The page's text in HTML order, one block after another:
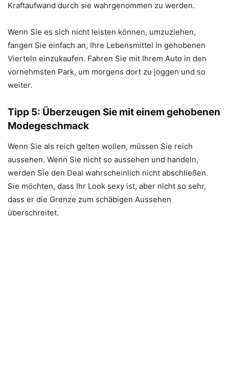
Kraftaufwand durch sie wahrgenommen zu werden.
Wenn Sie es sich nicht leisten können, umzuziehen,
fangen Sie einfach an, Ihre Lebensmittel in gehobenen
Vierteln einzukaufen. Fahren Sie mit Ihrem Auto in den
vornehmsten Park, um morgens dort zu joggen und so
weiter.
Tipp 5: Überzeugen Sie mit einem gehobenen
Modegeschmack
Wenn Sie als reich gelten wollen, müssen Sie reich
aussehen. Wenn Sie nicht so aussehen und handeln,
werden Sie den Deal wahrscheinlich nicht abschließen.
Sie möchten, dass Ihr Look sexy ist, aber nicht so sehr,
dass er die Grenze zum schäbigen Aussehen
überschreitet.